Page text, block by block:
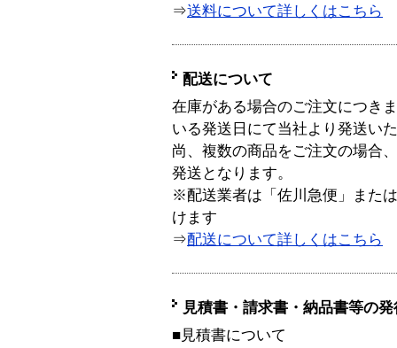
⇒送料について詳しくはこちら
配送について
在庫がある場合のご注文につき
いる発送日にて当社より発送い
尚、複数の商品をご注文の場合
発送となります。
※配送業者は「佐川急便」また
けます
⇒配送について詳しくはこちら
見積書・請求書・納品書等の
■見積書について